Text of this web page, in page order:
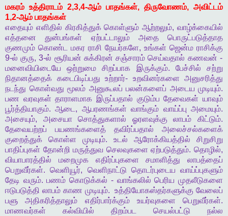
மகரம் உத்திராடம் 2,3,4-ஆம் பாதங்கள், திருவோணம், அவிட்டம்
1,2-ஆம் பாதங்கள்
எதையும் எளிதில் கிரகித்துக் கொள்ளும் ஆற்றலும்,வாழ்க்கையில்
எத்தனை
துன்பங்கள் ஏற்பட்டாலும் அதை
பொருட்படுத்தாத
குணமும் கொண்ட மகர ராசி நேயர்களே, உங்கள் ஜென்ம ராசிக்கு
9-ல் குரு, 3-ல் சூரியன் சுக்கிரன் சஞ்சாரம் செய்வதால் கணவன் -
மனைவியிடையே
ஒற்றுமை சிறப்பாக இருக்கும். பேச்சில்
சற்று
நிதானத்தைக் கடைபிடிப்பது உற்றார்- உறவினர்களை அனுசரித்து
நடந்து கொள்வது மூலம் அனுகூலப் பலன்களைப் அடைய முடியும்.
பண வரவுகள் தாராளமாக இருப்பதால் குடும்ப தேவைகள் யாவும்
பூர்த்தியாகும்.ஆடை , ஆபரணங்கள் வாங்கும் வாய்ப்பு அமையும்.
அசையும், அசையா சொத்துகளால் ஓரளவுக்கு லாபம் கிட்டும்.
தேவையற்றப்
பயணங்களைத் தவிர்ப்பதால்
அலைச்சல்களைக்
குறைத்துக்
கொள்ள முடியும். உடல் ஆரோக்கியத்தில்
சிறுசிறு
பாதிப்புகள் தோன்றி மருத்துவ செலவுகளை ஏற்படுத்தும்.தொழில்,
வியாபாரத்தில்
மறைமுக எதிர்ப்புகளை சமாளித்து
லாபத்தைப்
பெறுவீர்கள்.வெளியூர், வெளிநாட்டு தொடர்புடைய வாய்ப்புகளும்
தேடி வரும்.பணம் கொடுக்கல் - வாங்கலில் பெரிய முதலீடுகளை
ஈடுபடுத்தி லாபம் காண முடியும்.உத்தியோகஸ்தர்களுக்கு வேலைப்
பளு
அதிகரித்தாலும் எதிர்பார்க்கும் உயர்வுகளை பெறுவீர்கள்.
மாணவர்கள்
கல்வியில் திறம்பட செயல்பட்டு
நல்ல